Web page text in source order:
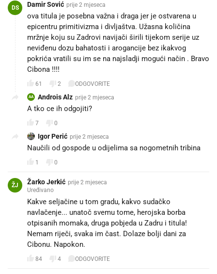
DS Damir Sović prije 2 mjeseca
ova titula je posebna važna i draga jer je ostvarena u
epicentru primitivizma i divljaštva. Užasna količina
mržnje koju su Zadrovi navijači širili tijekom serije uz
neviđenu dozu bahatosti i arogancije bez ikakvog
pokrića vratili su im se na najsladji mogući način . Bravo
Cibona !!!!
61 2 ODGOVORITE
AA Androis Alz prije 2 mjeseca
A tko ce ih odgojiti?
7 0
Igor Perić prije 2 mjeseca
Naučili od gospode u odijelima sa nogometnih tribina
1 0
ŽJ Žarko Jerkić prije 2 mjeseca
Uređivano
Kakve seljačine u tom gradu, kakvo sudačko
navlačenje... unatoč svemu tome, herojska borba
otpisanih momaka, druga pobjeda u Zadru i titula!
Nemam riječi, svaka im čast. Dolaze bolji dani za
Cibonu. Napokon.
84 4 ODGOVORITE